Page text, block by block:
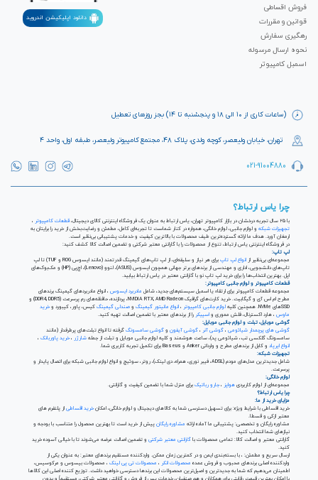
(ساعات کاری از ۱۰ الی ۱۸ و پنجشنبه تا ۱۴) بجز روزهای تعطیل
تهران، خیابان ولیعصر، کوچه ولدی، پلاک ۴۸، مجتمع کامپیوتر ولیعصر، طبقه اول، واحد ۴
021-91004880
فروش اقساطی
قوانین و مقررات
رهگیری سفارش
نحوه ارسال مرسوله
اسمبل کامپیوتر
دانلود اپلیکیشن اندروید
چرا یاس ارتباط؟
با ۲۵ سال تجربه درخشان در بازار کامپیوتر تهران، یاس ارتباط به عنوان یک فروشگاه اینترنتی کالای دیجیتال، قطعات کامپیوتر
تجهیزات شبکه
و لوازم جانبی، لوازم خانگی، همواره در کنار شماست تا تجربه‌ای کامل، مطمئن و رضایت‌بخش از خرید را برایتان به
ارمغان آورد. هدف ما ارائه گسترده‌ترین طیف محصولات با بالاترین کیفیت و خدمات پشتیبانی بی‌نظیر است.
در فروشگاه اینترنتی یاس ارتباط، تنوع از محصولات را با گارانتی معتبر شرکتی و تضمین اصالت کالا کشف کنید:
لپ تاپ:
مجموعه‌ای بی‌نظیر از انواع لپ تاپ
برای هر نیاز و سلیقه‌ای، از لپ تاپ‌های گیمینگ قدرتمند (مانند ایسوس ROG و TUF) تا لپ
تاپ‌های دانشجویی، اداری و مهندسی از برندهای برتر جهانی همچون ایسوس (ASUS)، لنوو (Lenovo)، اچ‌پی (HP) و مک‌بوک‌های
اپل. بهترین انتخاب‌ها را برای خرید لپ تاپ نو با گارانتی معتبر در یاس ارتباط بیابید.
قطعات کامپیوتر و لوازم جانبی کامپیوتر:
مجموعه قطعات کامپیوتر برای ارتقاء یا اسمبل سیستم‌های جدید، شامل مادربرد ایسوس ، انواع مادربردهای گیمینگ برندهای
مطرح ام اس آی و گیگابیت. خرید کارت‌های گرافیک NVIDIA RTX, AMD Radeon، پردازنده‌، حافظه‌های رم پرسرعت (DDR4, DDR5) و
SSDهای NVMe. همچنین کلیه
لوازم جانبی کامپیوتر انواع مانیتور گیمینگ صندلی گیمینگ
خرید
ماوس
اسپیکر
گوشی موبایل، تبلت و لوازم جانبی موبایل:
گوشی های پرچمدار شیائومی گوشی آنر گوشی آیفون گوشی سامسونگ گرفته تا انواع تبلت‌های پرطرفدار (مانند
سامسونگ گلکسی تب، شیائومی پد)، ساعت هوشمند و کلیه لوازم جانبی موبایل و تبلت از جمله شارژر خرید پاوربانک
انواع ایرپاد
تجهیزات شبکه:
شامل جدیدترین مدل‌های مودم (ADSL، فیبر نوری، همراه، دی لینک)، روتر، سوئیچ و انواع لوازم جانبی شبکه برای اتصال پایدار و
پرسرعت.
لوازم خانگی:
مجموعه‌ای از لوازم کاربردی هواپز جارو رباتیک
چرا یاس ارتباط؟
مزایای خرید از ما:
خرید اقساطی با شرایط ویژه: برای تسهیل دسترسی شما به کالاهای دیجیتال و لوازم خانگی، امکانخرید اقساطی از پلتفرم های
معتبر ازکی و قسطا.
مشاوره رایگان و تخصصی: پشتیبانی ما آماده ارائه مشاوره رایگان پیش از خرید است تا بهترین محصول را متناسب با بودجه و
نیازهای شما انتخاب کنید.
گارانتی معتبر و اصالت کالا: تمامی محصولات با گارانتی معتبر شرکتی و تضمین اصالت عرضه می‌شوند تا با خیالی آسوده خرید
کنید.
ارسال سریع و مطمئن: ، با بسته‌بندی ایمن و در کمترین زمان ممکن. واردکننده مستقیم برندهای معتبر: به عنوان یکی از
واردکننده اصلی برندهای محبوب و فروش عمده محصولات انکر ، محصولات تی پی لینک ، محصولات بیسوس و مرکوسیس،
اطمینان می‌دهیم که شما به جدیدترین و اصیل‌ترین محصولات این برندها دسترسی خواهید داشت. توزیع کننده اصلی این کالاها